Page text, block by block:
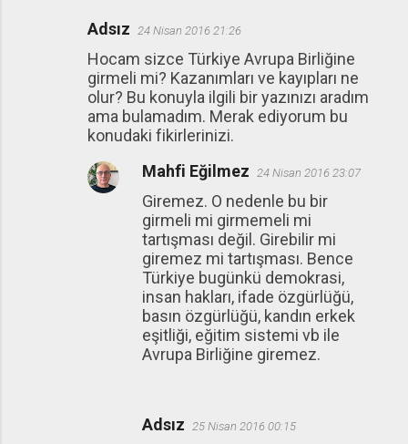
Adsız 24 Nisan 2016 21:26
Hocam sizce Türkiye Avrupa Birliğine
girmeli mi? Kazanımları ve kayıpları ne
olur? Bu konuyla ilgili bir yazınızı aradım
ama bulamadım. Merak ediyorum bu
konudaki fikirlerinizi.
Mahfi Eğilmez 24 Nisan 2016 23:07
Giremez. O nedenle bu bir
girmeli mi girmemeli mi
tartışması değil. Girebilir mi
giremez mi tartışması. Bence
Türkiye bugünkü demokrasi,
insan hakları, ifade özgürlüğü,
basın özgürlüğü, kandın erkek
eşitliği, eğitim sistemi vb ile
Avrupa Birliğine giremez.
Adsız 25 Nisan 2016 00:15